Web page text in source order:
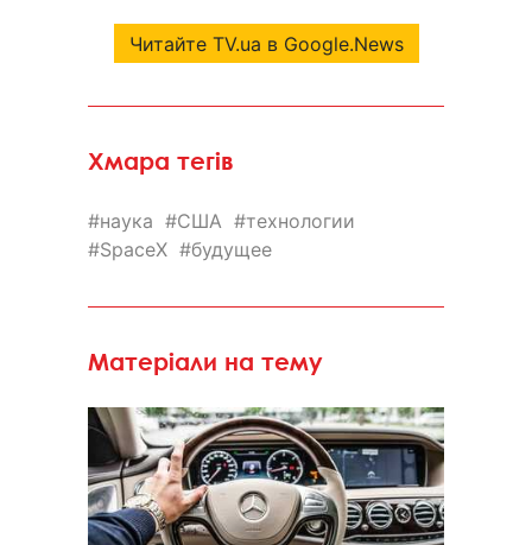
Читайте TV.ua в Google.News
Хмара тегів
наука США
технологии
SpaceX
будущее
Матеріали на тему